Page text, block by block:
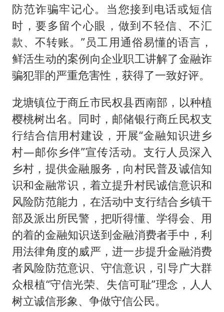
防范诈骗牢记心。当您接到电话或短信
时，要多留个心眼，做到不轻信、不汇
款、不转账。”员工用通俗易懂的语言，
鲜活生动的案例向企业职工讲解了金融诈
骗犯罪的严重危害性，获得了一致好评。
龙塘镇位于商丘市民权县西南部，以种植
樱桃树出名。同时，邮储银行商丘民权支
行结合信用村建设，开展“金融知识进乡
村—邮你乡伴”宣传活动。支行人员深入
乡村，提供金融服务，向村民普及诚信知
识和金融常识，着立提升村民诚信意识和
风险防范能力，在活动中支行结合乡镇干
部及派出所民警，把听得懂、学得会、用
的着的金融知识送到金融消费者手中，利
用法律角度的威严，进一步提升金融消费
者风险防范意识、守信意识，引导广大群
众根植“守信光荣、失信可耻”理念，人人
树立诚信形象、争做守信公民。